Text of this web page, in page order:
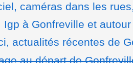
caméras dans les
Igp à Gonfreville et autour
actualités récentes de
au départ de